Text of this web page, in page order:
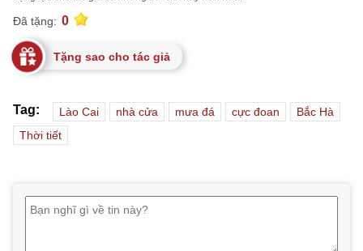
Đã tặng: 0
Tặng sao cho tác giả
Tag: Lào Cai nhà cửa mưa đá cực đoan
Bắc Hà
Thời tiết